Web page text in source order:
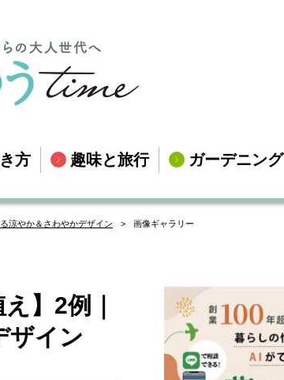
方 趣味と旅行 ガーデニング
涼やか＆さわやかデザイン 画像ギャラリー
】2例｜
ザイン